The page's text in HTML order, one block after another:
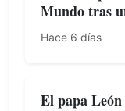
Mundo tras
Hace 6 días
El papa